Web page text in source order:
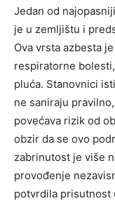
Jedan od
je u zemljištu i
Ova vrsta azbesta
respiratorne
pluća. Stanovnici
ne saniraju
povećava rizik od
obzir da se ovo
zabrinutost je više
provođenje
potvrdila prisutnost